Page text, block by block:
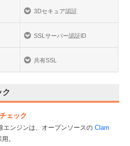
3Dセキュア認証
SSLサーバー認証ID
共有SSL
ク
ェック
エンジンは、オープンソースのClam
。